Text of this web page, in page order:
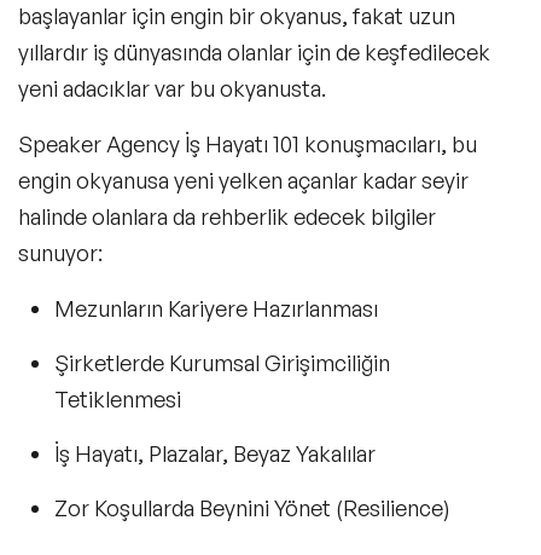
başlayanlar için engin bir okyanus, fakat uzun
yıllardır iş dünyasında olanlar için de keşfedilecek
yeni adacıklar var bu okyanusta.
Speaker Agency İş Hayatı 101 konuşmacıları, bu
engin okyanusa yeni yelken açanlar kadar seyir
halinde olanlara da rehberlik edecek bilgiler
sunuyor:
Mezunların Kariyere Hazırlanması
Şirketlerde Kurumsal Girişimciliğin
Tetiklenmesi
İş Hayatı, Plazalar, Beyaz Yakalılar
Zor Koşullarda Beynini Yönet (Resilience)
Filtrele
Konular
Exclusive Konuşmacılar
Motivasyon Konuşmacıları
Kişisel Dönüşüm Konuşmacıları